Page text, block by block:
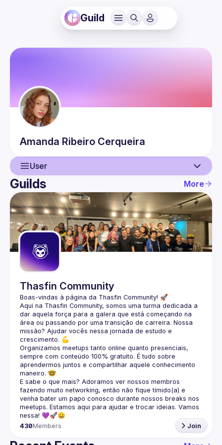
Guild
Amanda Ribeiro Cerqueira
User
User
Events
Guilds
Guilds More
Thasfin Community
Boas-vindas à página da Thasfin Community! 🚀
Aqui na Thasfin Community, somos uma turma dedicada a
dar aquela força para a galera que está começando na
área ou passando por uma transição de carreira. Nossa
missão? Ajudar vocês nessa jornada de estudo e
crescimento. 💪
Organizamos meetups tanto online quanto presenciais,
sempre com conteúdo 100% gratuito. É tudo sobre
aprendermos juntos e compartilhar aquele conhecimento
maneiro. 🤓
E sabe o que mais? Adoramos ver nossos membros
fazendo muito networking, então não fique tímido(a) e
venha bater um papo conosco durante nossos breaks nos
meetups. Estamos aqui para ajudar e trocar ideias. Vamos
nessa! 💜🚀😄
430Members Join